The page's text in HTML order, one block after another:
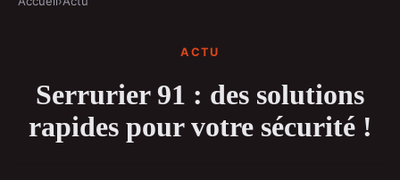
ACTU
Serrurier 91 : des solutions
rapides pour votre sécurité !